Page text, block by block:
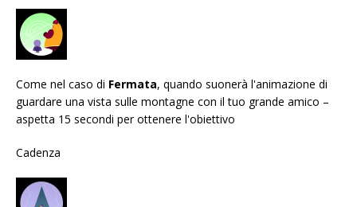
Come nel caso di Fermata, quando suonerà l'animazione di
guardare una vista sulle montagne con il tuo grande amico –
aspetta 15 secondi per ottenere l'obiettivo
Cadenza